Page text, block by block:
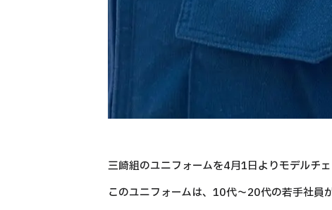
三崎組のユニフォームを4月1日よりモデルチェ
このユニフォームは、10代〜20代の若手社員